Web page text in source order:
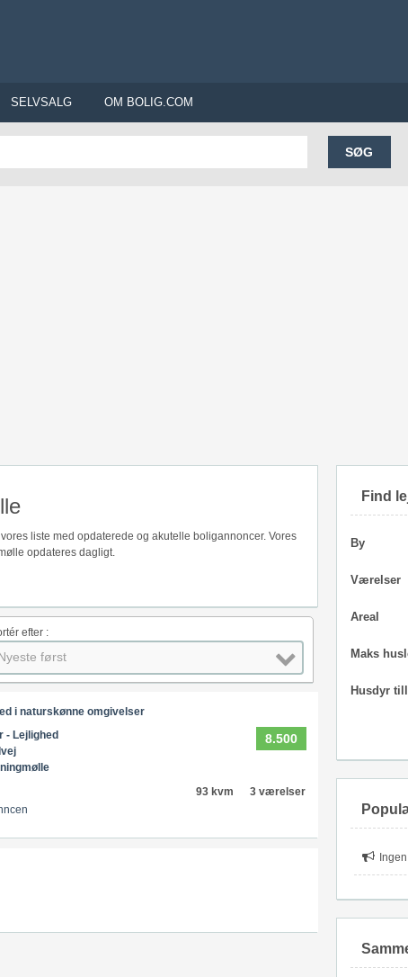
SELVSALG OM BOLIG.COM
SØG
liste med opdaterede og akutelle boligannoncer. Vores
opdateres dagligt.
efter :
først
i naturskønne omgivelser
8.500
- Lejlighed
93 kvm
3 værelser
Find
By
Værelser
Areal
Maks
Husdyr